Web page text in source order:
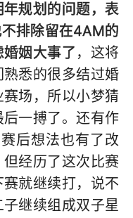
规划的问题，表
排除留在4AM的
姻大事了 ，这将
悉的很多结过婚
场，所以小梦猜
一搏了。还有作
后想法也有了改
经历了这次比赛
就继续打，说不
继续组成双子星